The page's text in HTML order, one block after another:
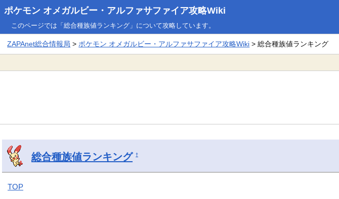
ポケモン オメガルビー・アルファサファイア攻略Wiki
このページでは「総合種族値ランキング」について攻略しています。
ZAPAnet総合情報局 >ポケモン オメガルビー・アルファサファイア攻略Wiki > 総合種族値ランキング
総合種族値ランキング †
TOP